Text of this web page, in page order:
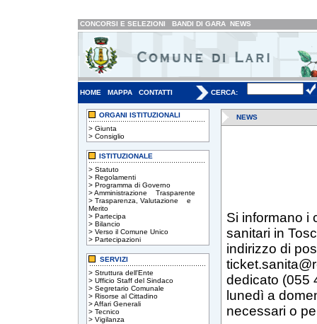
CONCORSI E SELEZIONI BANDI DI GARA NEWS
HOME MAPPA CONTATTI CERCA:
ORGANI ISTITUZIONALI
> Giunta
> Consiglio
ISTITUZIONALE
> Statuto
> Regolamenti
> Programma di Governo
>Amministrazione Trasparente
> Trasparenza, Valutazione e
Merito
> Partecipa
> Bilancio
> Verso il Comune Unico
> Partecipazioni
SERVIZI
> Struttura dell'Ente
> Ufficio Staff del Sindaco
> Segretario Comunale
> Risorse al Cittadino
>Affari Generali
> Tecnico
> Vigilanza
NEWS
Si informano i
sanitari in
indirizzo di
dedicato (055
lunedì a
necessari o